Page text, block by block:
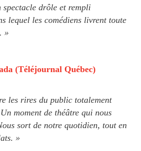
spectacle drôle et rempli
lequel les comédiens livrent toute
»
(Téléjournal Québec)
les rires du public totalement
moment de théâtre qui nous
sort de notre quotidien, tout en
»